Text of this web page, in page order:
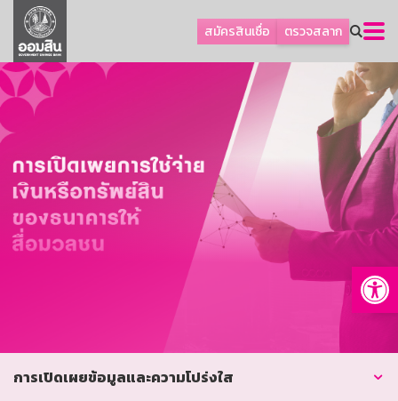
สมัครสินเชื่อ ตรวจสลาก
ลูกค้าธุรกิจ
ลูกค้าผู้ประกอบรายย่อย
โปรโมชัน
การพัฒนาที่ยั่งยืน
ข่าวสาร
บริการทางการเงิน
TH
EN
การเปิดเผยข้อมูลและความโปร่งใส